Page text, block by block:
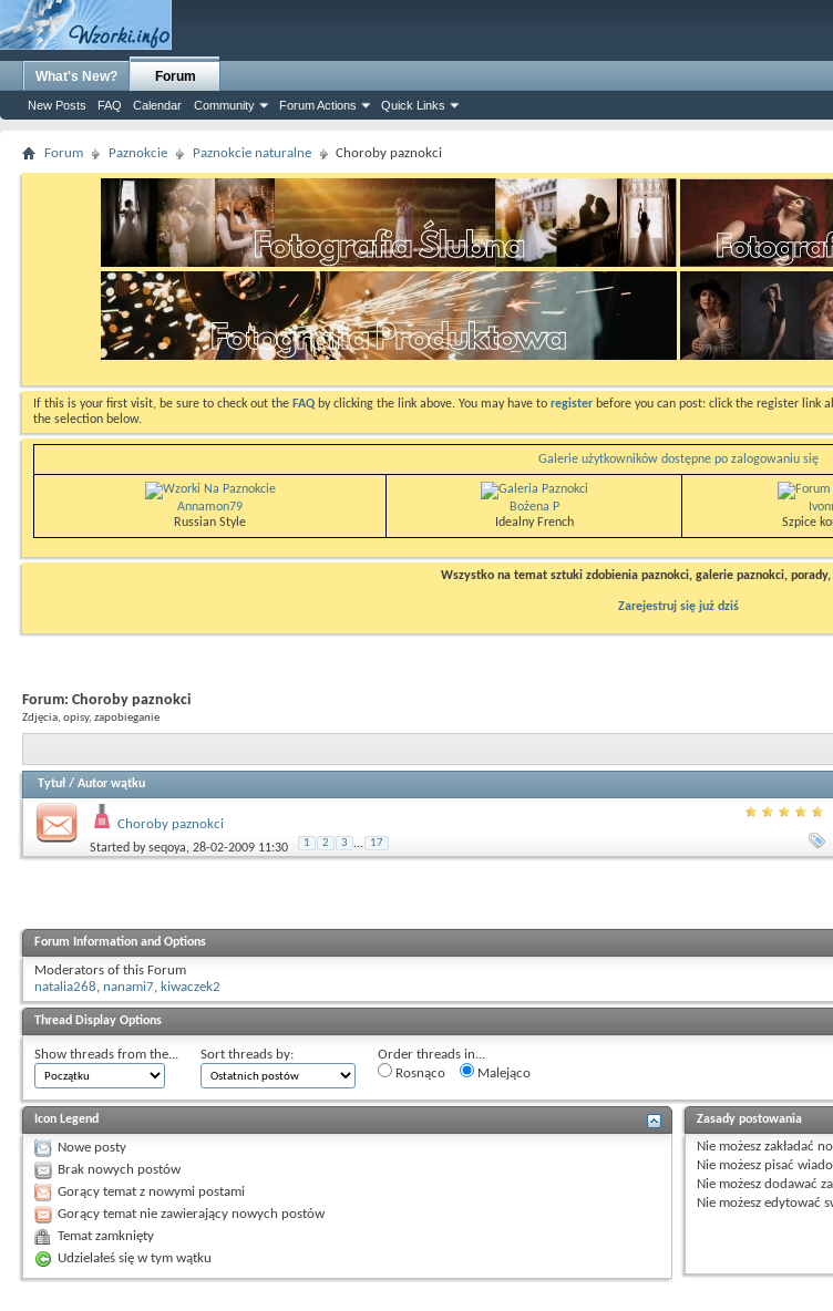
What's New? Forum
New Posts FAQ Calendar Community Forum Actions Quick Links
Forum Paznokcie Paznokcie naturalne Choroby paznokci
If this is your first visit, be sure to check out the FAQ by clicking the link above. You may have to register before you can post: click the register link
the selection below.
Galerie użytkowników dostępne po zalogowaniu się
Annamon79
Russian Style
Bożena P
Idealny French
Szpice
Wszystko na temat sztuki zdobienia paznokci, galerie paznokci,
Zarejestruj się już dziś
Forum: Choroby paznokci
Zdjęcia, opisy, zapobieganie
Tytuł / Autor wątku
Choroby paznokci
Started byseqoya, 28-02-2009 11:30 1 2 3 ... 17
Forum Information and Options
Moderators of this Forum
natalia268, nanami7, kiwaczek2
Thread Display Options
Show threads from the... Sort threads by:
Order threads in...
Rosnąco
Malejąco
Icon Legend
Nowe posty
Brak nowych postów
Gorący temat z nowymi postami
Gorący temat nie zawierający nowych postów
Temat zamknięty
Udzielałeś się w tym wątku
Zasady postowania
Nie możeszzakładać
Nie możeszpisać
Nie możeszdodawać
Nie możeszedytować